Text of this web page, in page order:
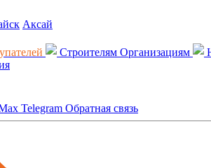
Аксай
Строителям Организациям
Telegram Обратная связь